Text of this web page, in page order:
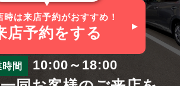
時は来店予約がおすすめ！
店予約をする
間 10:00～18:00